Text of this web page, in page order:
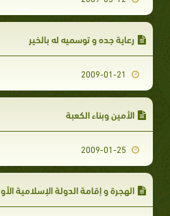
رعاية جده و توسميه له بالخير
الأمين وبناء الكعبة
الهجرة و إقامة الدولة الإسلامية